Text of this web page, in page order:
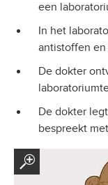
een
In het
antistoffen
De dokter
De dokter
bespreekt